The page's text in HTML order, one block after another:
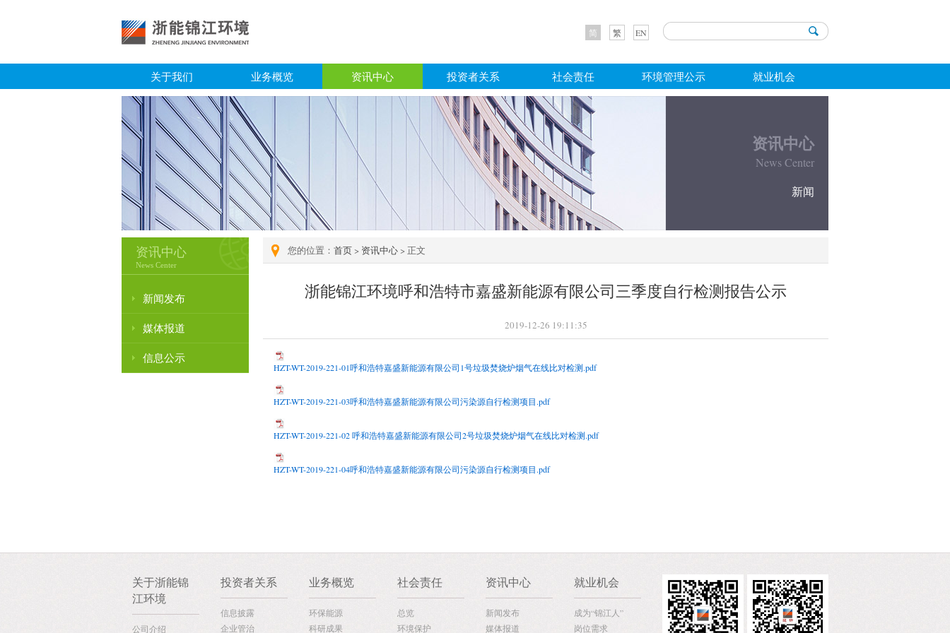
简 繁 EN
关于我们 业务概览 资讯中心 投资者关系 社会责任 环境管理公示 就业机会
资讯中心
News Center
新闻
资讯中心
News Center
新闻发布
媒体报道
信息公示
您的位置： 首页 > 资讯中心 > 正文
浙能锦江环境呼和浩特市嘉盛新能源有限公司三季度自行检测报告公示
2019-12-26 19:11:35
HZT-WT-2019-221-01呼和浩特嘉盛新能源有限公司1号垃圾焚烧炉烟气在线比对检测.pdf
HZT-WT-2019-221-03呼和浩特嘉盛新能源有限公司污染源自行检测项目.pdf
HZT-WT-2019-221-02 呼和浩特嘉盛新能源有限公司2号垃圾焚烧炉烟气在线比对检测.pdf
HZT-WT-2019-221-04呼和浩特嘉盛新能源有限公司污染源自行检测项目.pdf
关于浙能锦
江环境
公司介绍
投资者关系
信息披露
企业管治
业务概览
环保能源
科研成果
社会责任
总览
环境保护
资讯中心
新闻发布
媒体报道
就业机会
成为“锦江人”
岗位需求